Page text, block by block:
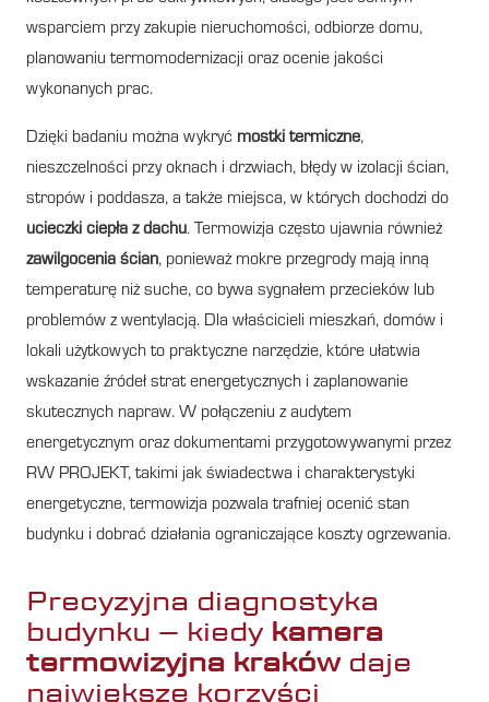
wsparciem przy zakupie nieruchomości, odbiorze domu,
planowaniu termomodernizacji oraz ocenie jakości
wykonanych prac.
Dzięki badaniu można wykryć mostki termiczne,
nieszczelności przy oknach i drzwiach, błędy w izolacji ścian,
stropów i poddasza, a także miejsca, w których dochodzi do
ucieczki ciepła z dachu. Termowizja często ujawnia również
zawilgocenia ścian, ponieważ mokre przegrody mają inną
temperaturę niż suche, co bywa sygnałem przecieków lub
problemów z wentylacją. Dla właścicieli mieszkań, domów i
lokali użytkowych to praktyczne narzędzie, które ułatwia
wskazanie źródeł strat energetycznych i zaplanowanie
skutecznych napraw. W połączeniu z audytem
energetycznym oraz dokumentami przygotowywanymi przez
RW PROJEKT, takimi jak świadectwa i charakterystyki
energetyczne, termowizja pozwala trafniej ocenić stan
budynku i dobrać działania ograniczające koszty ogrzewania.
Precyzyjna diagnostyka
budynku – kiedy kamera
termowizyjna krakówdaje
największe korzyści